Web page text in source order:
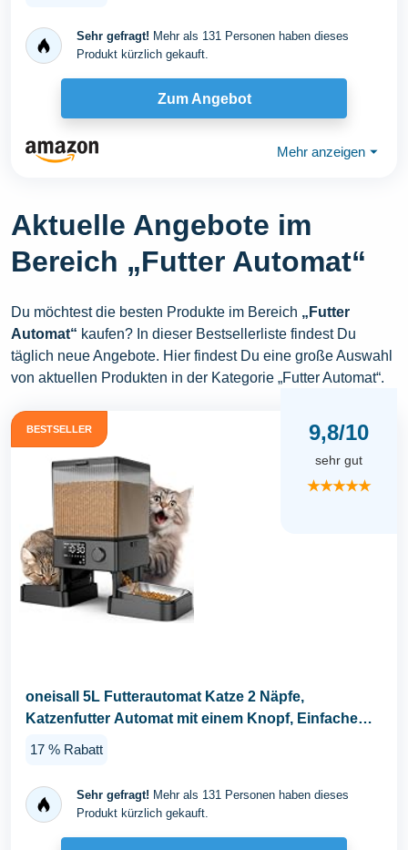
Sehr gefragt! Mehr als 131 Personen haben dieses
Produkt kürzlich gekauft.
Zum Angebot
Mehr anzeigen ⏷
Aktuelle Angebote im
Bereich „Futter Automat“
Du möchtest die besten Produkte im Bereich „Futter
Automat“ kaufen? In dieser Bestsellerliste findest Du
täglich neue Angebote. Hier findest Du eine große Auswahl
von aktuellen Produkten in der Kategorie „Futter Automat“.
BESTSELLER 9,8/10
sehr gut
★★★★★
oneisall 5L Futterautomat Katze 2 Näpfe,
Katzenfutter Automat mit einem Knopf, Einfache
17 % Rabatt
Sehr gefragt! Mehr als 131 Personen haben dieses
Produkt kürzlich gekauft.